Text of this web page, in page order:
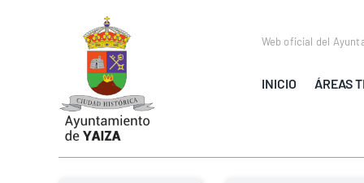
Web oficial del
INICIO ÁREAS